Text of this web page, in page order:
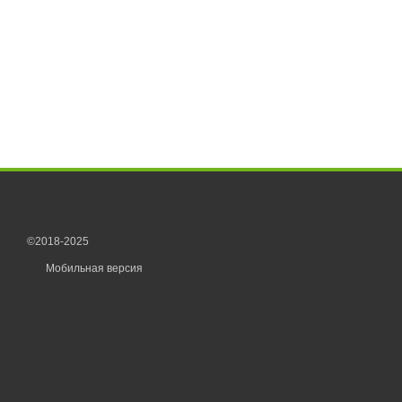
©2018-2025
Мобильная версия